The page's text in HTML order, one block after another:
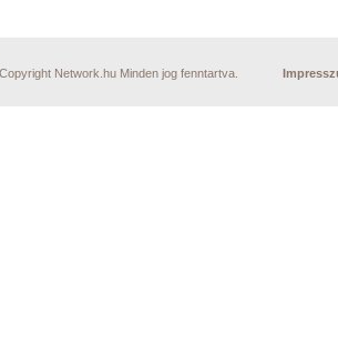
Network.hu Minden jog fenntartva.